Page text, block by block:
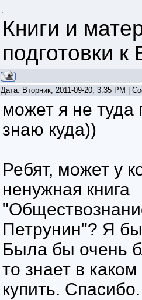
Книги и
подготовки
Дата: Вторник, 2011-09-20, 3:35 PM |
может я не
знаю куда))
Ребят, может у
ненужная книга
Петрунин"? Я
Была бы очень
то знает в
купить.